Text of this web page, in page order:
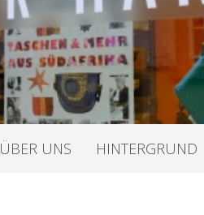
ÜBER UNS HINTERGRUND